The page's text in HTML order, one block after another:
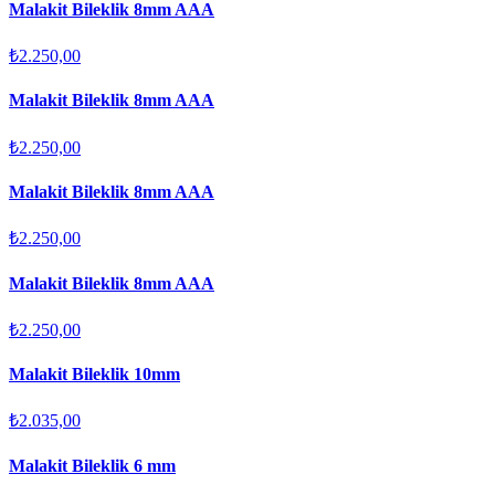
Malakit Bileklik 8mm AAA
₺2.250,00
Malakit Bileklik 8mm AAA
₺2.250,00
Malakit Bileklik 8mm AAA
₺2.250,00
Malakit Bileklik 8mm AAA
₺2.250,00
Malakit Bileklik 10mm
₺2.035,00
Malakit Bileklik 6 mm